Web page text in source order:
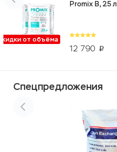
от объёма
12 790 p
Promix B, 25 л
Спецпредложения